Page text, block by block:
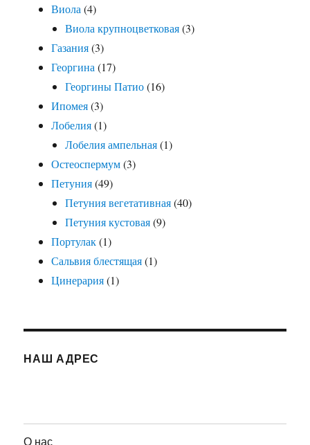
Виола (4)
Виола крупноцветковая (3)
Газания (3)
Георгина (17)
Георгины Патио (16)
Ипомея (3)
Лобелия (1)
Лобелия ампельная (1)
Остеоспермум (3)
Петуния (49)
Петуния вегетативная (40)
Петуния кустовая (9)
Портулак (1)
Сальвия блестящая (1)
Цинерария (1)
НАШ АДРЕС
О нас